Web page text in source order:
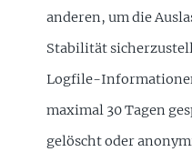
anderen, um die
Stabilität
Logfile-
maximal 30 Tagen
gelöscht oder